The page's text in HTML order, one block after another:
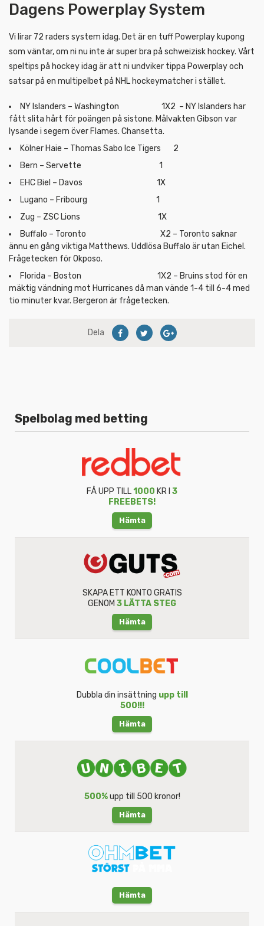
Dagens Powerplay System
Vi lirar 72 raders system idag. Det är en tuff Powerplay kupong
som väntar, om ni nu inte är super bra på schweizisk hockey. Vårt
speltips på hockey idag är att ni undviker tippa Powerplay och
satsar på en multipelbet på NHL hockeymatcher i stället.
NY Islanders – Washington 1X2 – NY Islanders har
fått slita hårt för poängen på sistone. Målvakten Gibson var
lysande i segern över Flames. Chansetta.
Kölner Haie – Thomas Sabo Ice Tigers 2
Bern – Servette 1
EHC Biel – Davos 1X
Lugano – Fribourg 1
Zug – ZSC Lions 1X
Buffalo – Toronto X2 – Toronto saknar
ännu en gång viktiga Matthews. Uddlösa Buffalo är utan Eichel.
Frågetecken för Okposo.
Florida – Boston 1X2 – Bruins stod för en
mäktig vändning mot Hurricanes då man vände 1-4 till 6-4 med
tio minuter kvar. Bergeron är frågetecken.
Dela
Spelbolag med betting
FÅ UPP TILL1000 KR I 3
FREEBETS!
Hämta
SKAPA ETT KONTO GRATIS
GENOM 3 LÄTTA STEG
Hämta
Dubbla din insättning upp till
500!!!
Hämta
500%upp till 500 kronor!
Hämta
Hämta